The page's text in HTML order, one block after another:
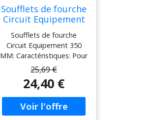
Soufflets de fourche
Circuit Equipement
350 MM Bleu
Soufflets de fourche
Circuit Equipement 350
MM: Caractéristiques: Pour
protéger vos fourches et
remettre un coup de frais
sur votre machine vintage,
les soufflets de fourche
Circuit sont l’accessoire
indispensable à votre
25,69 €
24,40 €